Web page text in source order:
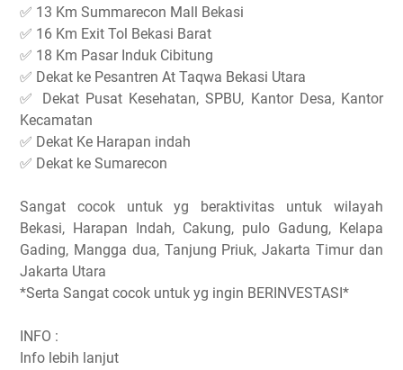
✅ 13 Km Summarecon Mall Bekasi
✅ 16 Km Exit Tol Bekasi Barat
✅ 18 Km Pasar Induk Cibitung
✅ Dekat ke Pesantren At Taqwa Bekasi Utara
✅ Dekat Pusat Kesehatan, SPBU, Kantor Desa, Kantor
Kecamatan
✅ Dekat Ke Harapan indah
✅ Dekat ke Sumarecon
Sangat cocok untuk yg beraktivitas untuk wilayah
Bekasi, Harapan Indah, Cakung, pulo Gadung, Kelapa
Gading, Mangga dua, Tanjung Priuk, Jakarta Timur dan
Jakarta Utara
*Serta Sangat cocok untuk yg ingin BERINVESTASI*
INFO :
Info lebih lanjut